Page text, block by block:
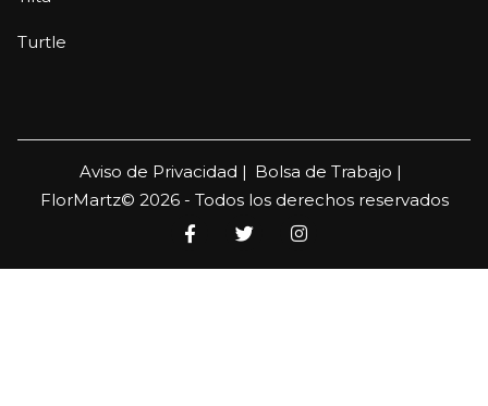
Turtle
Aviso de Privacidad | Bolsa de Trabajo |
FlorMartz© 2026 - Todos los derechos reservados